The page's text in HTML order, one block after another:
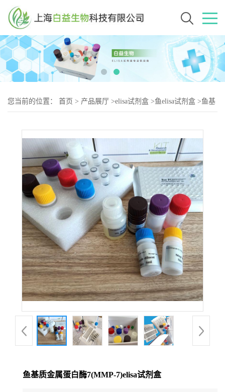
您当前的位置： 首页 > 产品展厅 >elisa试剂盒 >鱼elisa试剂盒 >鱼基
鱼基质金属蛋白酶7(MMP-7)elisa试剂盒